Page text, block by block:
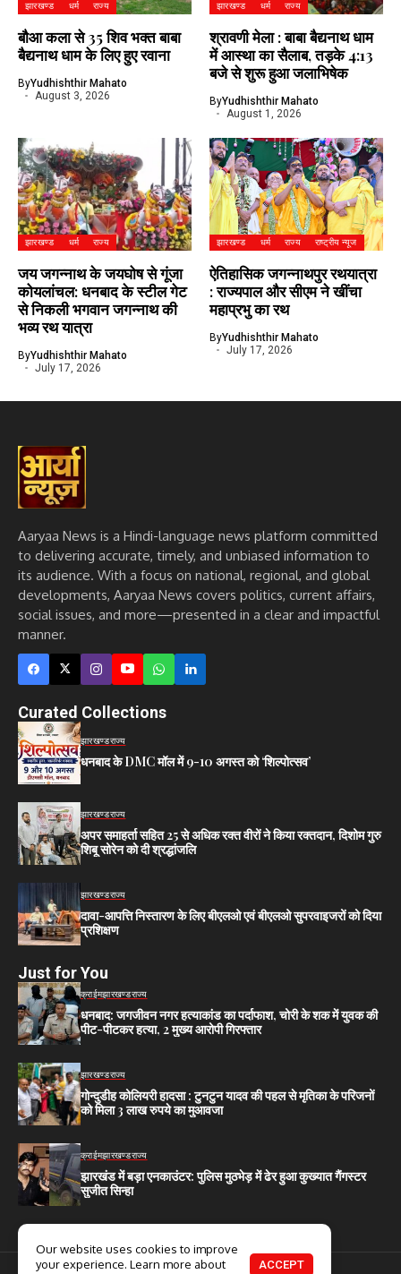
झारखण्ड धर्म राज्य
बौआ कला से 35 शिव भक्त बाबा
बैद्यनाथ धाम के लिए हुए रवाना
ByYudhishthir Mahato
August 3, 2026
झारखण्ड धर्म राज्य
श्रावणी मेला : बाबा बैद्यनाथ धाम
में आस्था का सैलाब, तड़के 4:13
बजे से शुरू हुआ जलाभिषेक
ByYudhishthir Mahato
August 1, 2026
झारखण्ड धर्म राज्य
जय जगन्नाथ के जयघोष से गूंजा
कोयलांचल: धनबाद के स्टील गेट
से निकली भगवान जगन्नाथ की
भव्य रथ यात्रा
ByYudhishthir Mahato
July 17, 2026
झारखण्ड धर्म राज्य राष्ट्रीय न्यूज
ऐतिहासिक जगन्नाथपुर रथयात्रा
: राज्यपाल और सीएम ने खींचा
महाप्रभु का रथ
ByYudhishthir Mahato
July 17, 2026
Aaryaa News is a Hindi-language news platform committed
to delivering accurate, timely, and unbiased information to
its audience. With a focus on national, regional, and global
developments, Aaryaa News covers politics, current affairs,
social issues, and more—presented in a clear and impactful
manner.
Curated Collections
झारखण्डराज्य
धनबाद के DMC मॉल में 9-10 अगस्त को ‘शिल्पोत्सव’
झारखण्डराज्य
अपर समाहर्ता सहित 25 से अधिक रक्त वीरों ने किया रक्तदान, दिशोम गुरु
शिबू सोरेन को दी श्रद्धांजलि
झारखण्डराज्य
दावा-आपत्ति निस्तारण के लिए बीएलओ एवं बीएलओ सुपरवाइजरों को दिया
प्रशिक्षण
Just for You
क्राईमझारखण्डराज्य
धनबाद: जगजीवन नगर हत्याकांड का पर्दाफाश, चोरी के शक में युवक की
पीट-पीटकर हत्या, 2 मुख्य आरोपी गिरफ्तार
झारखण्डराज्य
गोन्दुडीह कोलियरी हादसा : टुनटुन यादव की पहल से मृतिका के परिजनों
को मिला 3 लाख रुपये का मुआवजा
क्राईमझारखण्डराज्य
झारखंड में बड़ा एनकाउंटर: पुलिस मुठभेड़ में ढेर हुआ कुख्यात गैंगस्टर
सुजीत सिन्हा
Our website uses cookies to improve
your experience. Learn more about
ACCEPT